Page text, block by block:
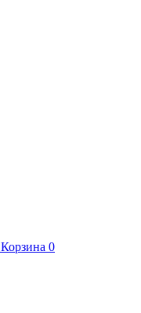
Корзина 0